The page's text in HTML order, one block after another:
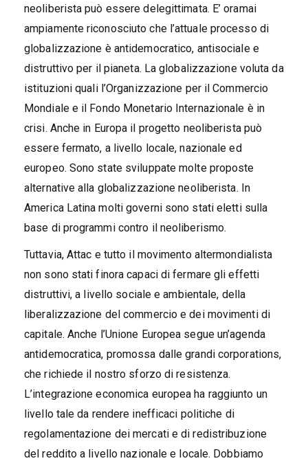
neoliberista può essere delegittimata. E’ oramai
ampiamente riconosciuto che l’attuale processo di
globalizzazione è antidemocratico, antisociale e
distruttivo per il pianeta. La globalizzazione voluta da
istituzioni quali l’Organizzazione per il Commercio
Mondiale e il Fondo Monetario Internazionale è in
crisi. Anche in Europa il progetto neoliberista può
essere fermato, a livello locale, nazionale ed
europeo. Sono state sviluppate molte proposte
alternative alla globalizzazione neoliberista. In
America Latina molti governi sono stati eletti sulla
base di programmi contro il neoliberismo.
Tuttavia, Attac e tutto il movimento altermondialista
non sono stati finora capaci di fermare gli effetti
distruttivi, a livello sociale e ambientale, della
liberalizzazione del commercio e dei movimenti di
capitale. Anche l’Unione Europea segue un’agenda
antidemocratica, promossa dalle grandi corporations,
che richiede il nostro sforzo di resistenza.
L’integrazione economica europea ha raggiunto un
livello tale da rendere inefficaci politiche di
regolamentazione dei mercati e di redistribuzione
del reddito a livello nazionale e locale. Dobbiamo